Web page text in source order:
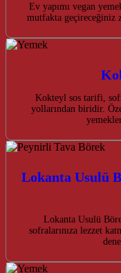
Ev yapımı vegan
mutfakta geçireceğiniz
Kokteyl sos tarifi,
yollarından biridir.
Lokanta Usulü
Lokanta Usulü
sofralarınıza lezzet